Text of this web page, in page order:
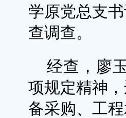
学原党总支
查调查。
经查，廖
项规定精神
备采购、工